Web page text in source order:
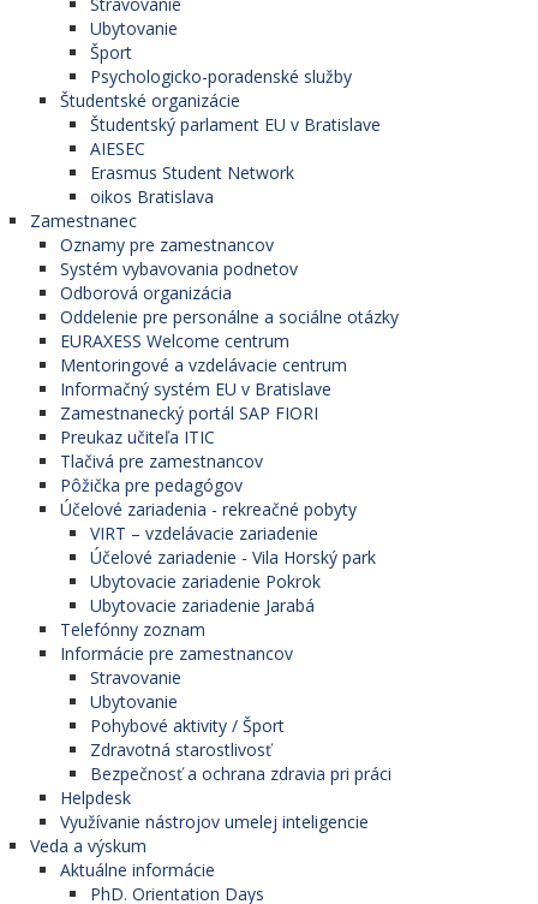
Ubytovanie
Šport
Psychologicko-poradenské služby
Študentské organizácie
Študentský parlament EU v Bratislave
AIESEC
Erasmus Student Network
oikos Bratislava
Zamestnanec
Oznamy pre zamestnancov
Systém vybavovania podnetov
Odborová organizácia
Oddelenie pre personálne a sociálne otázky
EURAXESS Welcome centrum
Mentoringové a vzdelávacie centrum
Informačný systém EU v Bratislave
Zamestnanecký portál SAP FIORI
Preukaz učiteľa ITIC
Tlačivá pre zamestnancov
Pôžička pre pedagógov
Účelové zariadenia - rekreačné pobyty
VIRT – vzdelávacie zariadenie
Účelové zariadenie - Vila Horský park
Ubytovacie zariadenie Pokrok
Ubytovacie zariadenie Jarabá
Telefónny zoznam
Informácie pre zamestnancov
Stravovanie
Ubytovanie
Pohybové aktivity / Šport
Zdravotná starostlivosť
Bezpečnosť a ochrana zdravia pri práci
Helpdesk
Využívanie nástrojov umelej inteligencie
Veda a výskum
Aktuálne informácie
PhD. Orientation Days